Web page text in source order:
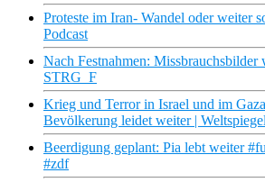
Proteste im Iran- Wandel oder weiter
Podcast
Nach Festnahmen: Missbrauchsbilder
STRG_F
Krieg und Terror in Israel und im
Bevölkerung leidet weiter | Weltspiegel
Beerdigung geplant: Pia lebt weiter
#zdf